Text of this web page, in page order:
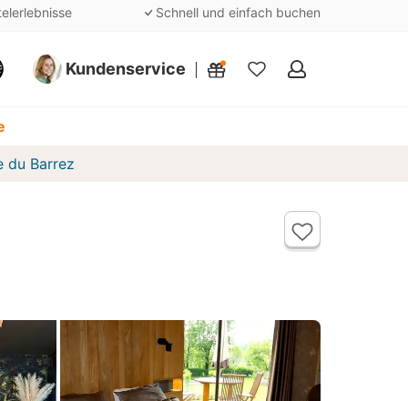
Schnell und einfach buchen
Kundenservice
Meine
du Barrez